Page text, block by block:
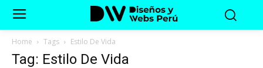
Home Tags Estilo De Vida
Tag: Estilo De Vida